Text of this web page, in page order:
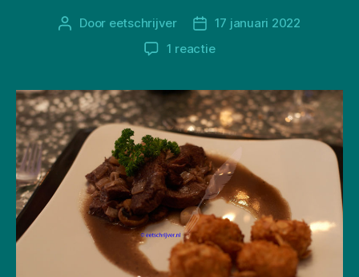
Berichtauteur
Door eetschrijver Berichtdatum
17 januari 2022
1 reactieop